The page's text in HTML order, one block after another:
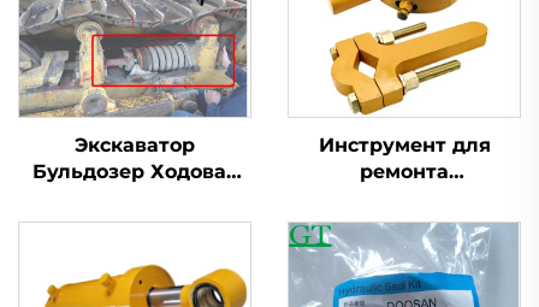
Экскаватор
Бульдозер Ходовая
Цилиндра
Инструмент для
ремонта
цилиндра
экскаватора